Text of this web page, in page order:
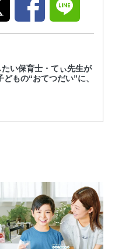
い保育士・てぃ先生が
もの“おてつだい”に、